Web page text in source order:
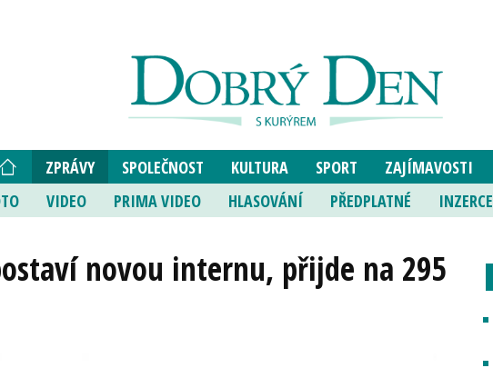
ZPRÁVY SPOLEČNOST KULTURA SPORT ZAJÍMAVOSTI
VIDEO PRIMA VIDEO HLASOVÁNÍ PŘEDPLATNÉ INZERCE
novou internu, přijde na 295